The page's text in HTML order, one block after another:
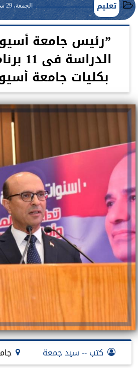
تعليم الجمعة، 29 سبتمبر 2023
”رئيس جامعة
بكليات جامعة
كتب -- سيد جمعة